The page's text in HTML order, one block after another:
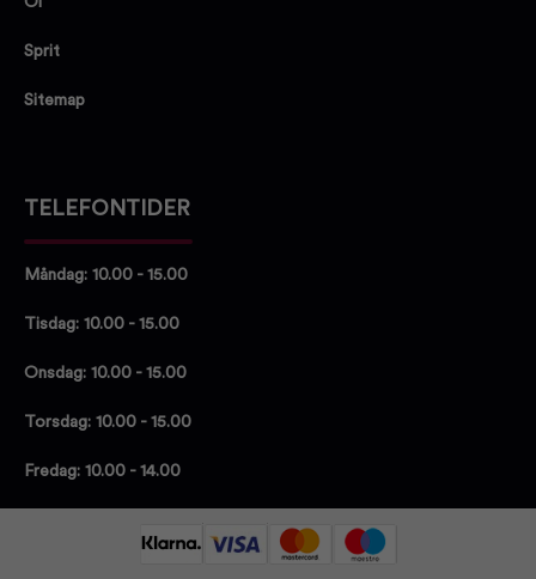
Sprit
Sitemap
TELEFONTIDER
Måndag: 10.00 - 15.00
Tisdag: 10.00 - 15.00
Onsdag: 10.00 - 15.00
Torsdag: 10.00 - 15.00
Fredag: 10.00 - 14.00